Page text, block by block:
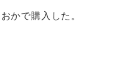
かで購入した。